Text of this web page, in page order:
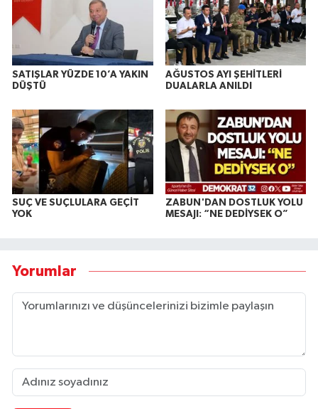
SATIŞLAR YÜZDE 10’A YAKIN
DÜŞTÜ
AĞUSTOS AYI ŞEHİTLERİ
DUALARLA ANILDI
SUÇ VE SUÇLULARA GEÇİT
YOK
ZABUN'DAN DOSTLUK YOLU
MESAJI: “NE DEDİYSEK O”
Yorumlar